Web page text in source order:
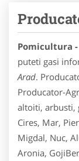
Pomicultura
puteti gasi
Arad.
Producator-
altoiti, arbusti,
Cires, Mar,
Migdal, Nuc,
Aronia,